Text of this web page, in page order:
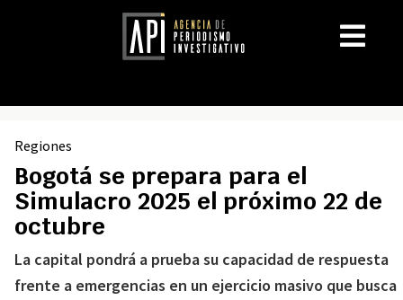
Regiones
Bogotá se prepara para el
Simulacro 2025 el próximo 22 de
octubre
La capital pondrá a prueba su capacidad de respuesta
frente a emergencias en un ejercicio masivo que busca